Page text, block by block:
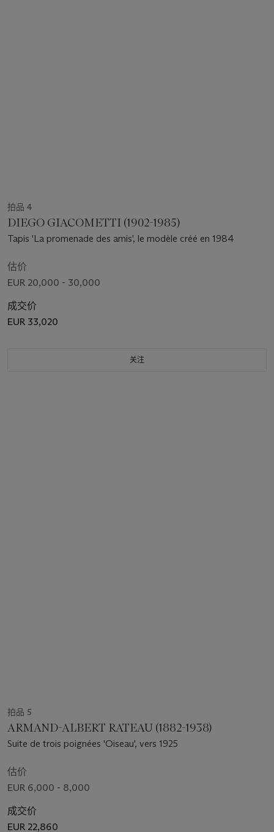
拍品 4
DIEGO GIACOMETTI (1902-1985)
Tapis 'La promenade des amis', le modèle créé en 1984
估价
EUR 20,000 - 30,000
成交价
EUR 33,020
关注
拍品 5
ARMAND-ALBERT RATEAU (1882-1938)
Suite de trois poignées 'Oiseau', vers 1925
估价
EUR 6,000 - 8,000
成交价
EUR 22,860